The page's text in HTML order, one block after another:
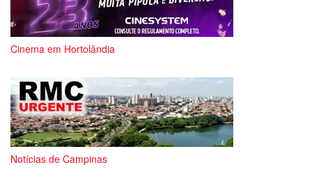
Cinema em Hortolândia
Notícias de Campinas